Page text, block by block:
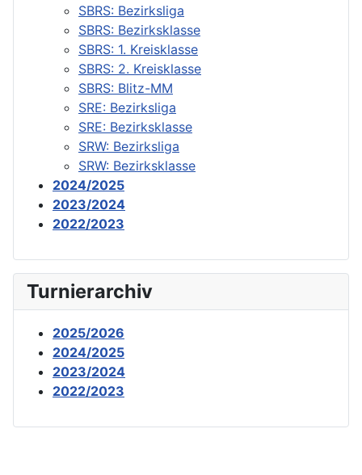
SBRS: Bezirksliga
SBRS: Bezirksklasse
SBRS: 1. Kreisklasse
SBRS: 2. Kreisklasse
SBRS: Blitz-MM
SRE: Bezirksliga
SRE: Bezirksklasse
SRW: Bezirksliga
SRW: Bezirksklasse
2024/2025
2023/2024
2022/2023
Turnierarchiv
2025/2026
2024/2025
2023/2024
2022/2023